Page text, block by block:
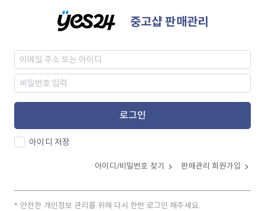
중고샵 판매관리
로그인
아이디 저장
아이디/비밀번호 찾기 판매관리 회원가입
안전한 개인정보 관리를 위해 다시 한번 로그인 해주세요.